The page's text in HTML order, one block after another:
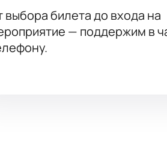
выбора билета до входа на
— поддержим в